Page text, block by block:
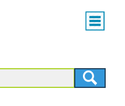
Main
menu